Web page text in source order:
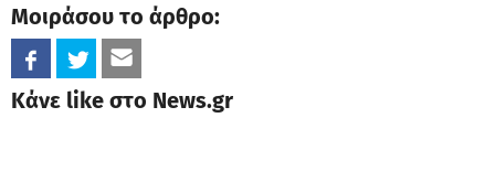
Μοιράσου το άρθρο:
Κάνε like στο News.gr